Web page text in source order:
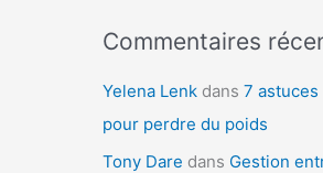
Commentaires
Yelena Lenk dans 7
pour perdre du poids
Tony Dare dans Gestion